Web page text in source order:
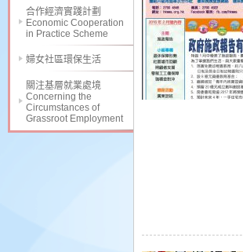
合作經濟實踐計劃
Economic Cooperation
in Practice Scheme
婦女社區環保生活
關注基層就業處境
Concerning the
Circumstances of
Grassroot Employment